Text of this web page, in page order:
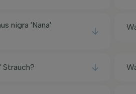
nigra 'Nana'
Strauch?